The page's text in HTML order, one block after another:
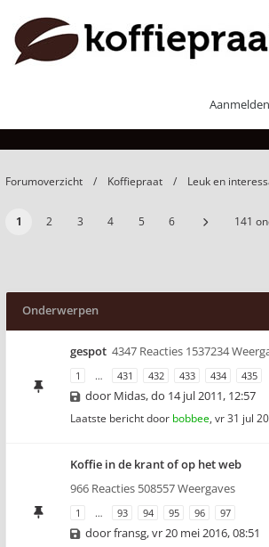
Aanmelden
Forumoverzicht Koffiepraat Leuk en
1 2 3 4 5 6 141
Onderwerpen
gespot 4347 Reacties 1537234
1 … 431 432 433 434 435
door Midas,do 14 jul 2011, 12:57
Laatste bericht door bobbee, vr 31 jul
Koffie in de krant of op het web
966 Reacties 508557 Weergaves
1 … 93 94 95 96 97
doorfransg,vr 20 mei 2016, 08:51